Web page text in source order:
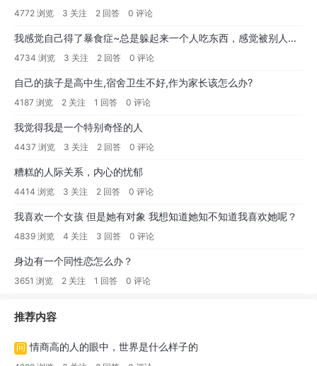
4772 浏览 3 关注 2 回答 0 评论
我感觉自己得了暴食症~总是躲起来一个人吃东西，感觉被别人看见自己吃东西是一件很羞愧的事，吃完又很内疚，不过我没有催吐，因为我知道这样伤害更大！怎么办？？？
4734 浏览 3 关注 2 回答 0 评论
自己的孩子是高中生,宿舍卫生不好,作为家长该怎么办?
4187 浏览 2 关注 1 回答 0 评论
我觉得我是一个特别奇怪的人
4437 浏览 3 关注 2 回答 0 评论
糟糕的人际关系，内心的忧郁
4414 浏览 3 关注 2 回答 0 评论
我喜欢一个女孩 但是她有对象 我想知道她知不知道我喜欢她呢？
4839 浏览 4 关注 3 回答 0 评论
身边有一个同性恋怎么办？
3651 浏览 2 关注 1 回答 0 评论
推荐内容
问 情商高的人的眼中，世界是什么样子的